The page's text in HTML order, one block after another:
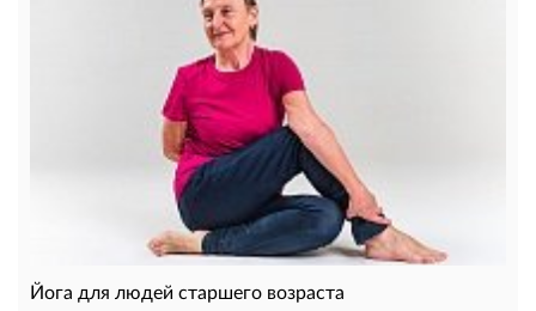
Йога для людей старшего возраста